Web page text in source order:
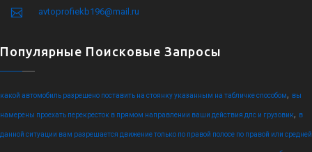
avtoprofiekb196@mail.ru
Популярные Поисковые Запросы
какой автомобиль разрешено поставить на стоянку указанным на табличке способом, вы
намерены проехать перекресток в прямом направлении ваши действия дпс и грузовик, в
данной ситуации вам разрешается движение только по правой полосе по правой или средней